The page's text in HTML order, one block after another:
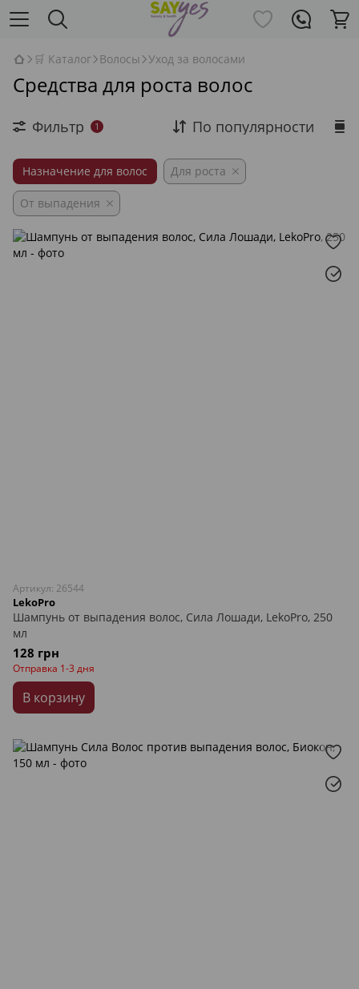
🛒 Каталог Волосы Уход за волосами
Средства для роста волос
Фильтр 1 По популярности
Назначение для волос Для роста
От выпадения
Артикул: 26544
LekoPro
Шампунь от выпадения волос, Сила Лошади, LekoPro, 250
мл
128 грн
Отправка 1-3 дня
В корзину